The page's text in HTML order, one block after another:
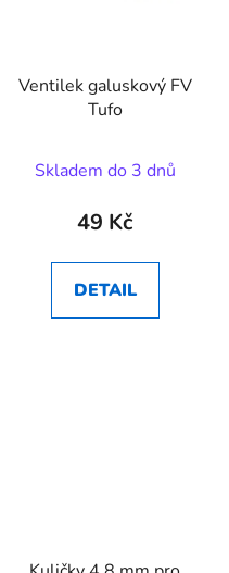
Ventilek galuskový FV
Tufo
Skladem do 3 dnů
49 Kč
DETAIL